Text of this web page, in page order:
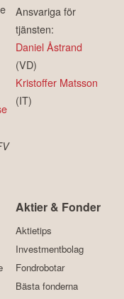
Ansvariga för
tjänsten:
Daniel Åstrand
(VD)
Kristoffer Matsson
(IT)
Aktier & Fonder
Aktietips
Investmentbolag
Fondrobotar
Bästa fonderna